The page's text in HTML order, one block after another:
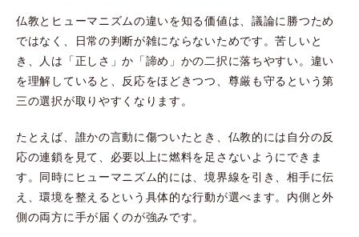
仏教とヒューマニズムの違いを知る価値は、議論に勝つため
ではなく、日常の判断が雑にならないためです。苦しいと
き、人は「正しさ」か「諦め」かの二択に落ちやすい。違い
を理解していると、反応をほどきつつ、尊厳も守るという第
三の選択が取りやすくなります。
たとえば、誰かの言動に傷ついたとき、仏教的には自分の反
応の連鎖を見て、必要以上に燃料を足さないようにできま
す。同時にヒューマニズム的には、境界線を引き、相手に伝
え、環境を整えるという具体的な行動が選べます。内側と外
側の両方に手が届くのが強みです。